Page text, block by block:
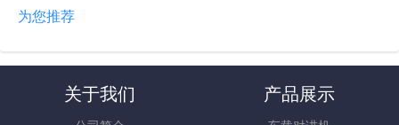
为您推荐
关于我们 产品展示